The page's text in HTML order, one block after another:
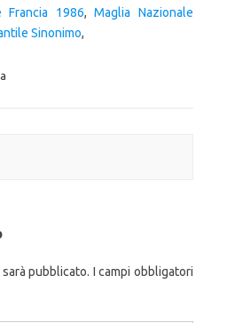
Francia 1986,Maglia Nazionale
Sinonimo,
pubblicato. I campi obbligatori